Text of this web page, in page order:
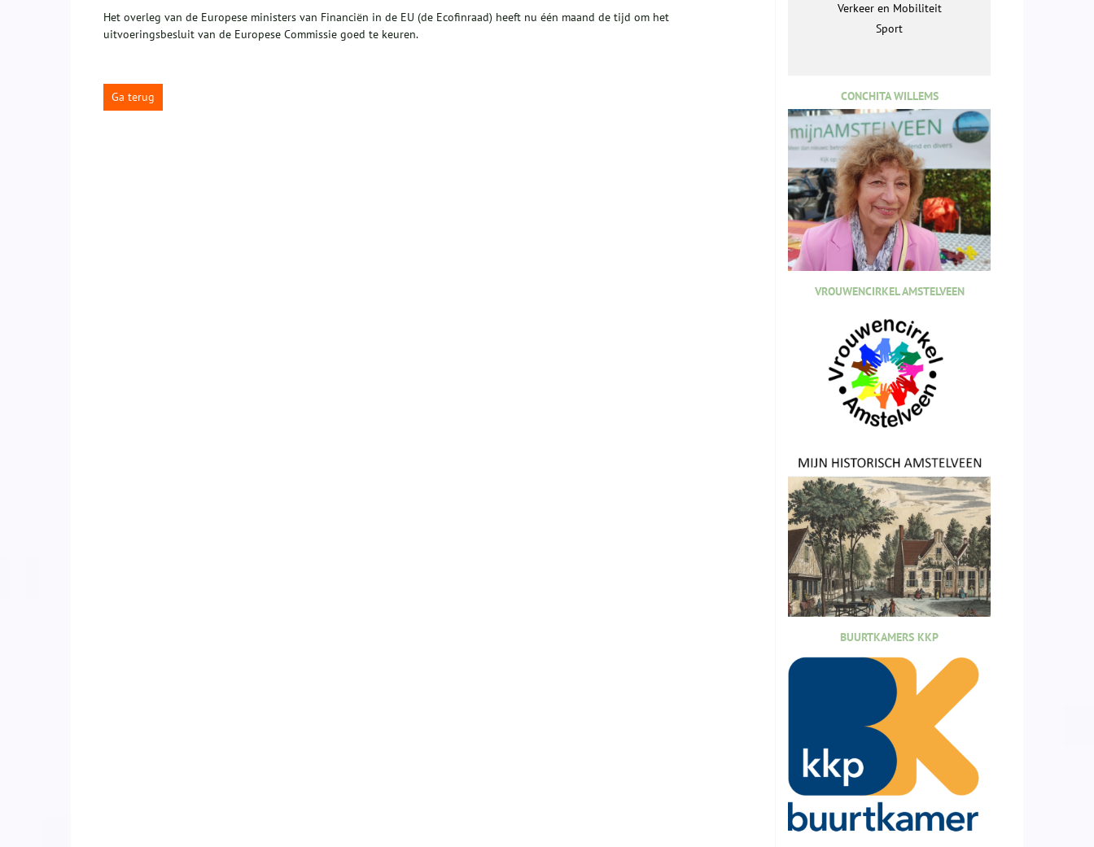
Het overleg van de Europese ministers van Financiën in de EU (de Ecofinraad) heeft nu één maand de tijd om het
uitvoeringsbesluit van de Europese Commissie goed te keuren.
Ga terug
Verkeer en Mobiliteit
Sport
CONCHITA WILLEMS
VROUWENCIRKEL AMSTELVEEN
BUURTKAMERS KKP